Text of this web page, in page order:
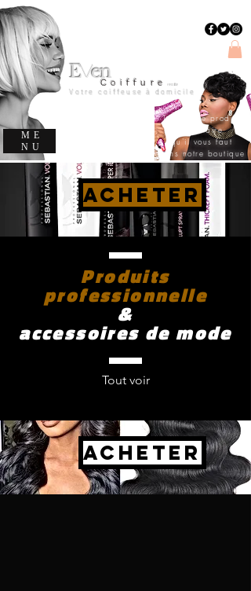
Even
Coiffure evencoiffure
Votre coiffeuse à domicile
Trouvez le produit
capillaire
qu'il vous faut
dans notre boutique
ME
NU
ACHETER
Produits
professionnelle
&
accessoires de mode
Tout voir
ACHETER